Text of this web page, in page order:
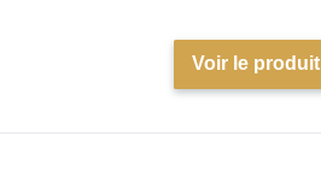
Voir le produit